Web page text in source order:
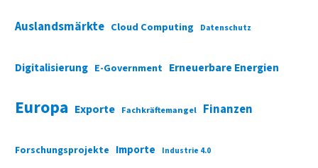
Auslandsmärkte Cloud Computing Datenschutz
Digitalisierung E-Government Erneuerbare Energien
Europa Exporte Fachkräftemangel Finanzen
Forschungsprojekte Importe Industrie 4.0